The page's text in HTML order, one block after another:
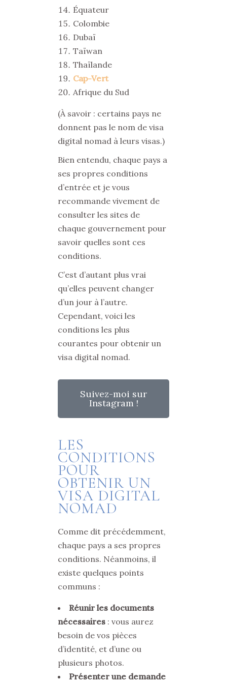
Équateur
Colombie
Dubaï
Taïwan
Thaïlande
Cap-Vert
Afrique du Sud
(À savoir : certains pays ne
donnent pas le nom de visa
digital nomad à leurs visas.)
Bien entendu, chaque pays a
ses propres conditions
d’entrée et je vous
recommande vivement de
consulter les sites de
chaque gouvernement pour
savoir quelles sont ces
conditions.
C’est d’autant plus vrai
qu’elles peuvent changer
d’un jour à l’autre.
Cependant, voici les
conditions les plus
courantes pour obtenir un
visa digital nomad.
Suivez-moi sur
Instagram !
LES
CONDITIONS
POUR
OBTENIR UN
VISA DIGITAL
NOMAD
Comme dit précédemment,
chaque pays a ses propres
conditions. Néanmoins, il
existe quelques points
communs :
Réunir les documents
nécessaires : vous aurez
besoin de vos pièces
d’identité, et d’une ou
plusieurs photos.
Présenter une demande